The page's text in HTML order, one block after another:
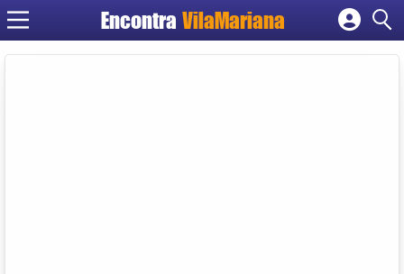
EncontraVilaMariana
Cadastrar empresa